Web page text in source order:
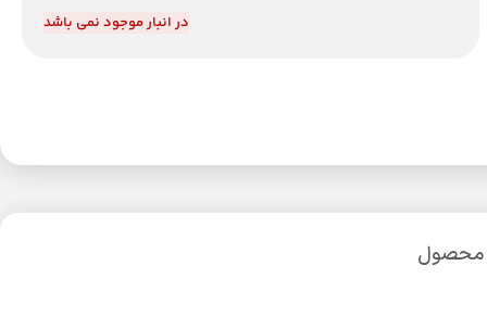
در انبار موجود نمی باشد
محصول